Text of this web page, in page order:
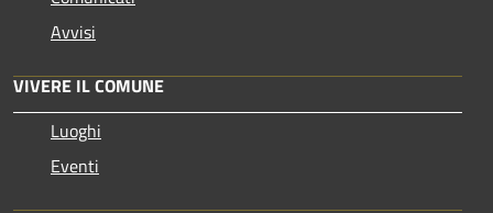
Avvisi
VIVERE IL COMUNE
Luoghi
Eventi